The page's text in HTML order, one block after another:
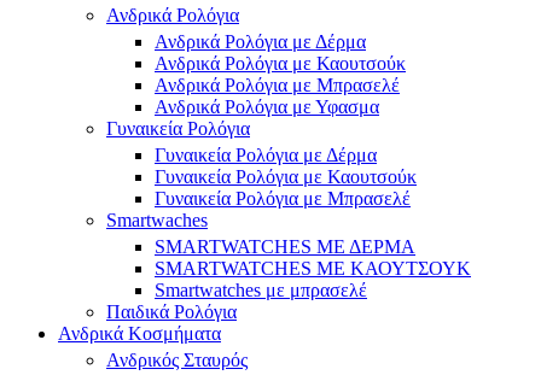
Ανδρικά Ρολόγια
Ανδρικά Ρολόγια με Δέρμα
Ανδρικά Ρολόγια με Καουτσούκ
Ανδρικά Ρολόγια με Μπρασελέ
Ανδρικά Ρολόγια με Υφασμα
Γυναικεία Ρολόγια
Γυναικεία Ρολόγια με Δέρμα
Γυναικεία Ρολόγια με Καουτσούκ
Γυναικεία Ρολόγια με Μπρασελέ
Smartwaches
SMARTWATCHES ΜΕ ΔΕΡΜΑ
SMARTWATCHES ΜΕ ΚΑΟΥΤΣΟΥΚ
Smartwatches με μπρασελέ
Παιδικά Ρολόγια
Ανδρικά Κοσμήματα
Ανδρικός Σταυρός